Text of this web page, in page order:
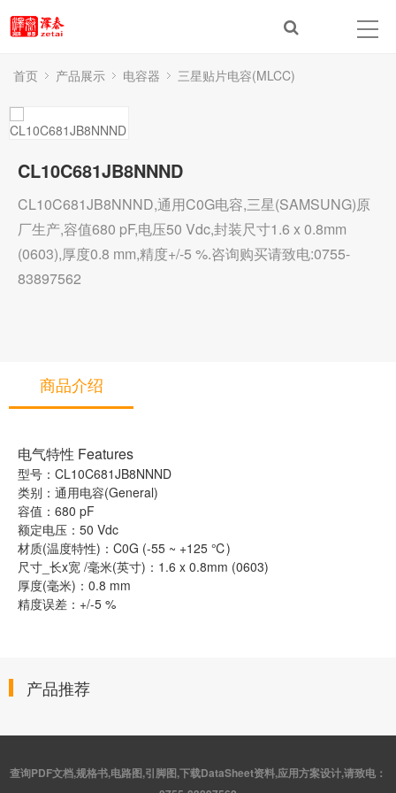
首页 产品展示 电容器 三星贴片电容(MLCC)
CL10C681JB8NNND
CL10C681JB8NNND,通用C0G电容,三星(SAMSUNG)原
厂生产,容值680 pF,电压50 Vdc,封装尺寸1.6 x 0.8mm
(0603),厚度0.8 mm,精度+/-5 %.咨询购买请致电:0755-
83897562
商品介绍
电气特性 Features
型号：CL10C681JB8NNND
类别：通用电容(General)
容值：680 pF
额定电压：50 Vdc
材质(温度特性)：C0G (-55 ~ +125 ℃)
尺寸_长x宽 /毫米(英寸)：1.6 x 0.8mm (0603)
厚度(毫米)：0.8 mm
精度误差：+/-5 %
产品推荐
查询PDF文档,规格书,电路图,引脚图,下载DataSheet资料,应用方案设计,请致电：